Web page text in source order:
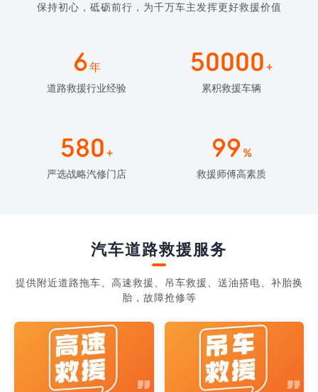
保持初心，砥砺前行，为千万车主发挥更好救援价值
6年
道路救援行业经验
50000 +
累积救援车辆
580 +
严选战略汽修门店
99 %
救援师傅高素质
汽车道路救援服务
提供附近道路拖车、高速救援、吊车救援、送油搭电、补胎换
胎，故障抢修等